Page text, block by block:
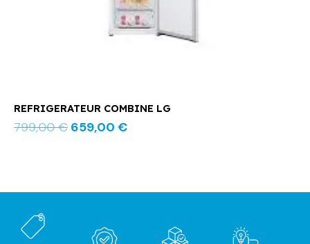
REFRIGERATEUR COMBINE LG
799,00€ 659,00 €